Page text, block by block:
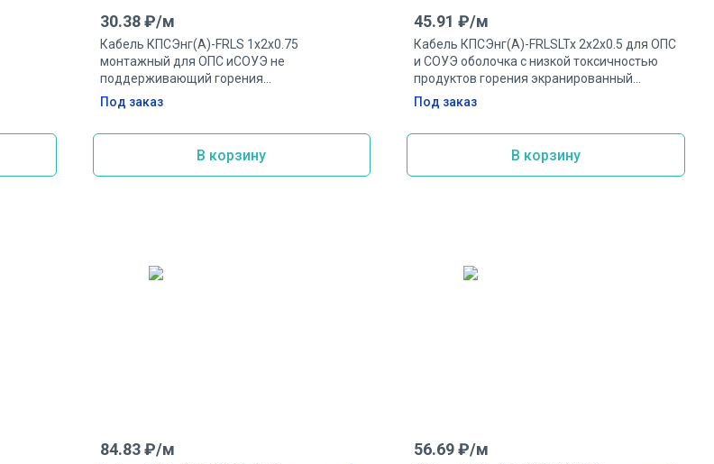
30.38 ₽/м
Кабель КПСЭнг(А)-FRLS 1х2х0.75
монтажный для ОПС иСОУЭ не
поддерживающий горения
экранированный огнестойкий 1 пара
0.75мм.кв
Под заказ
В корзину
45.91 ₽/м
Кабель КПСЭнг(А)-FRLSLTx 2х2х0.5 для ОПС
и СОУЭ оболочка с низкой токсичностью
продуктов горения экранированный
огнестойкий 2 пары 0.5мм.кв
Под заказ
В корзину
84.83 ₽/м 56.69 ₽/м